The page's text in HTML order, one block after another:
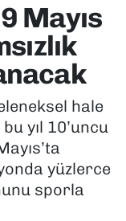
Mayıs
hale
yıl 10’uncu
yüzlerce
sporla